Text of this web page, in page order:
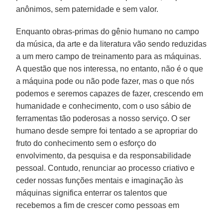
anônimos, sem paternidade e sem valor.
Enquanto obras-primas do gênio humano no campo
da música, da arte e da literatura vão sendo reduzidas
a um mero campo de treinamento para as máquinas.
A questão que nos interessa, no entanto, não é o que
a máquina pode ou não pode fazer, mas o que nós
podemos e seremos capazes de fazer, crescendo em
humanidade e conhecimento, com o uso sábio de
ferramentas tão poderosas a nosso serviço. O ser
humano desde sempre foi tentado a se apropriar do
fruto do conhecimento sem o esforço do
envolvimento, da pesquisa e da responsabilidade
pessoal. Contudo, renunciar ao processo criativo e
ceder nossas funções mentais e imaginação às
máquinas significa enterrar os talentos que
recebemos a fim de crescer como pessoas em